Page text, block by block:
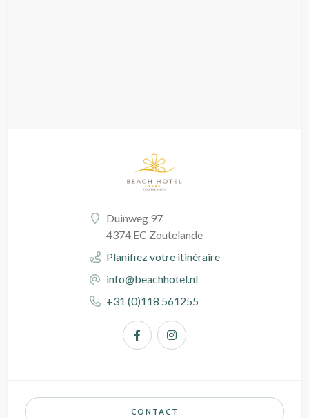
Duinweg 97
4374 EC Zoutelande
Planifiez votre itinéraire
info@beachhotel.nl
+31 (0)118 561255
CONTACT